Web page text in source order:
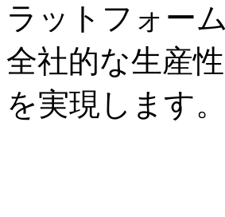
ラットフォー
全社的な生産
を実現します。